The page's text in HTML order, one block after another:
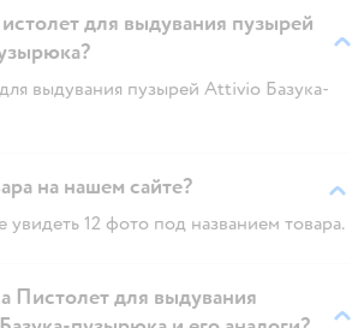
для выдувания пузырей
выдувания пузырей Attivio Базука-
на нашем сайте?
увидеть 12 фото под названием товара.
Пистолет для выдувания